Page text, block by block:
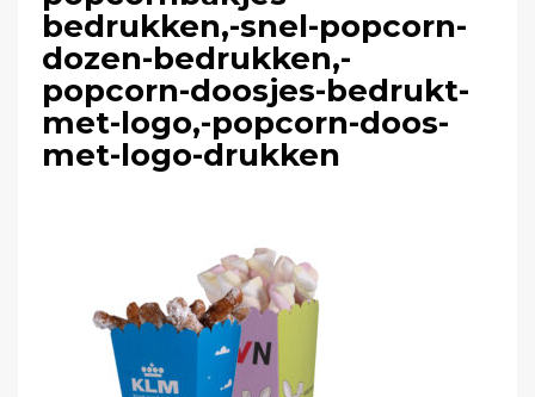
bedrukken,-snel-popcorn-
dozen-bedrukken,-
popcorn-doosjes-bedrukt-
met-logo,-popcorn-doos-
met-logo-drukken